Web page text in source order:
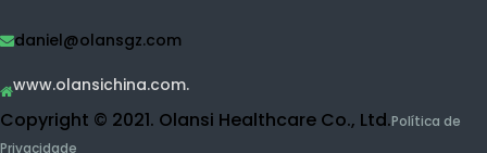
Purificador de água
Purificador de água RO.
Purificador de água UF.